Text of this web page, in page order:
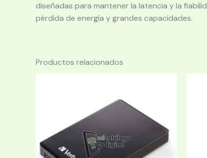
diseñadas para mantener la latencia y la
pérdida de energía y grandes capacidades.
Productos relacionados